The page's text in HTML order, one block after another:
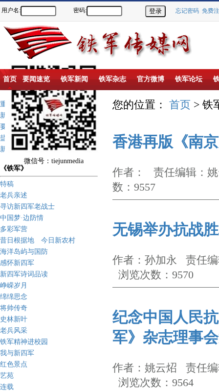
微信号：tiejunmedia
用户名: 密码: 忘记密码 免费
首页 要闻速览 铁军新闻 铁军杂志 官方微博 铁军论坛
重点推荐
新闻动态
要闻速览
盐城新四军纪念馆
新四军历史上的今天
《铁军》
特稿
老兵亲述
寻访新四军老战士
中国梦·边防情
多彩军营
昔日根据地 今日新农村
海洋岛屿与国防
感怀新四军
新四军诗词品读
峥嵘岁月
绵绵思念
将帅传奇
史林新叶
老兵风采
铁军精神进校园
我与新四军
红色景点
艺苑
连载
您的位置： 首页 > 铁
香港再版《南
作者： 责任编辑：
数：9557
无锡举办抗战
作者：孙加永 责任
浏览次数：9570
纪念中国人民
军》杂志理事
作者：姚云炤 责任
浏览次数：9564